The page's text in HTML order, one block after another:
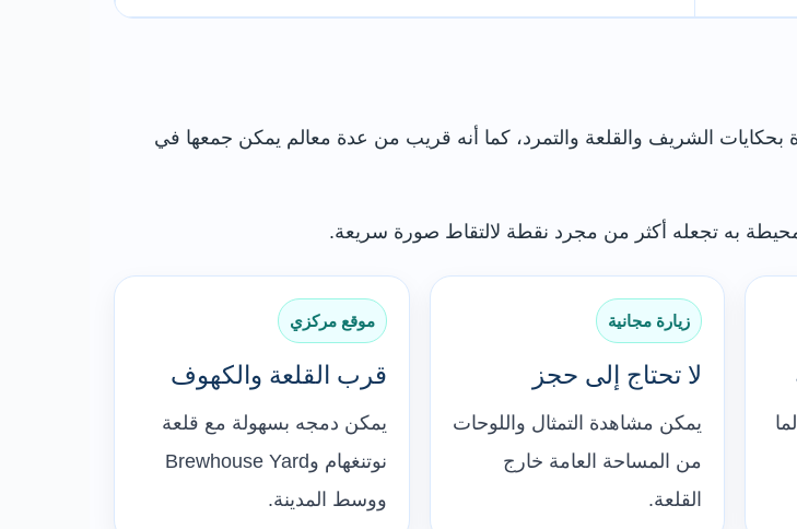
بحكايات الشريف والقلعة والتمرد، كما أنه قريب من عدة معالم يمكن جمعها في
به تجعله أكثر من مجرد نقطة لالتقاط صورة سريعة.
زيارة مجانية
لا تحتاج إلى حجز
يمكن مشاهدة التمثال واللوحات
من المساحة العامة خارج
القلعة.
موقع مركزي
قرب القلعة والكهوف
يمكن دمجه بسهولة مع قلعة
نوتنغهام وBrewhouse Yard
ووسط المدينة.